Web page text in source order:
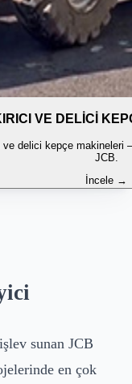
VE DELİCİ
ve delici kepçe
JCB.
İncele →
sunan JCB
en çok